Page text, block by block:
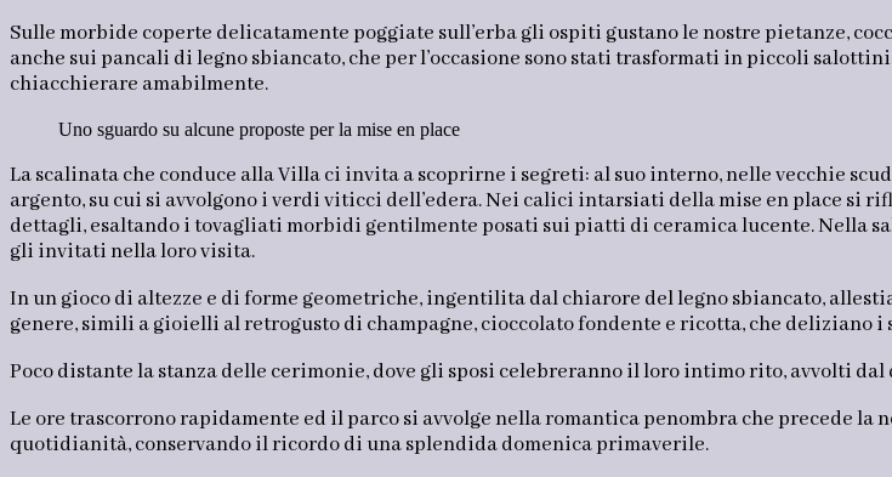
Sulle morbide coperte delicatamente poggiate sull’erba gli ospiti gustano le nostre pietanze,
anche sui pancali di legno sbiancato, che per l’occasione sono stati trasformati in piccoli
chiacchierare amabilmente.
Uno sguardo su alcune proposte per la mise en place
La scalinata che conduce alla Villa ci invita a scoprirne i segreti: al suo interno, nelle vecchie
argento, su cui si avvolgono i verdi viticci dell’edera. Nei calici intarsiati della mise en place si
dettagli, esaltando i tovagliati morbidi gentilmente posati sui piatti di ceramica lucente. Nella
gli invitati nella loro visita.
In un gioco di altezze e di forme geometriche, ingentilita dal chiarore del legno sbiancato,
genere, simili a gioielli al retrogusto di champagne, cioccolato fondente e ricotta, che deliziano i
Poco distante la stanza delle cerimonie, dove gli sposi celebreranno il loro intimo rito, avvolti
Le ore trascorrono rapidamente ed il parco si avvolge nella romantica penombra che precede
quotidianità, conservando il ricordo di una splendida domenica primaverile.